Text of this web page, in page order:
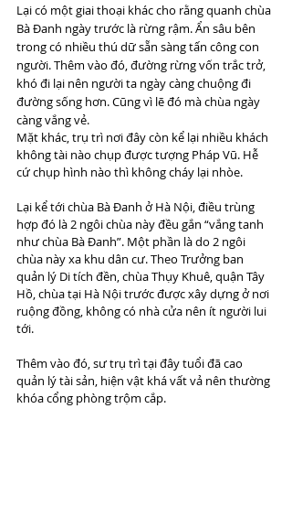
Lại có một giai thoại khác cho rằng quanh chùa
Bà Đanh ngày trước là rừng rậm. Ẩn sâu bên
trong có nhiều thú dữ sẵn sàng tấn công con
người. Thêm vào đó, đường rừng vốn trắc trở,
khó đi lại nên người ta ngày càng chuộng đi
đường sống hơn. Cũng vì lẽ đó mà chùa ngày
càng vắng vẻ.
Mặt khác, trụ trì nơi đây còn kể lại nhiều khách
không tài nào chụp được tượng Pháp Vũ. Hễ
cứ chụp hình nào thì không cháy lại nhòe.
Lại kể tới chùa Bà Đanh ở Hà Nội, điều trùng
hợp đó là 2 ngôi chùa này đều gắn “vắng tanh
như chùa Bà Đanh”. Một phần là do 2 ngôi
chùa này xa khu dân cư. Theo Trưởng ban
quản lý Di tích đền, chùa Thụy Khuê, quận Tây
Hồ, chùa tại Hà Nội trước được xây dựng ở nơi
ruộng đồng, không có nhà cửa nên ít người lui
tới.
Thêm vào đó, sư trụ trì tại đây tuổi đã cao
quản lý tài sản, hiện vật khá vất vả nên thường
khóa cổng phòng trộm cắp.